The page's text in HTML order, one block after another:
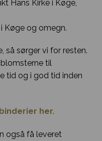
Hans Kirke i Køge,
Køge og omegn.
så sørger vi for resten.
til
tid og i god tid inden
her.
også få leveret